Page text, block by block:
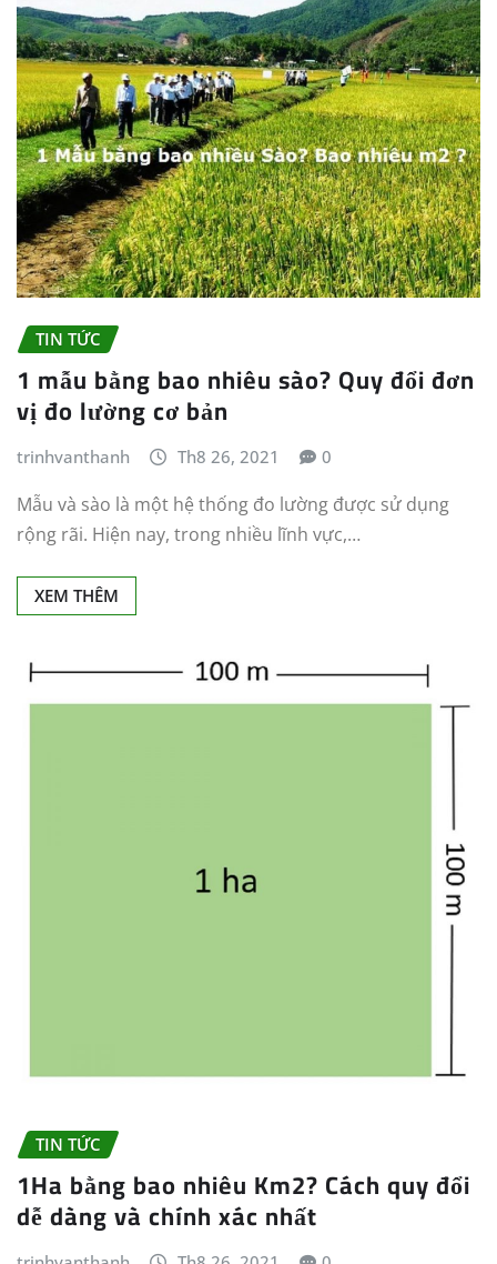
TIN TỨC
1 mẫu bằng bao nhiêu sào? Quy đổi đơn
vị đo lường cơ bản
trinhvanthanh Th8 26, 2021 0
Mẫu và sào là một hệ thống đo lường được sử dụng
rộng rãi. Hiện nay, trong nhiều lĩnh vực,…
XEM THÊM
TIN TỨC
1Ha bằng bao nhiêu Km2? Cách quy đổi
dễ dàng và chính xác nhất